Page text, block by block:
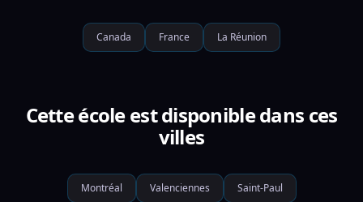
Canada France La Réunion
Cette école est disponible dans ces
villes
Montréal Valenciennes Saint-Paul